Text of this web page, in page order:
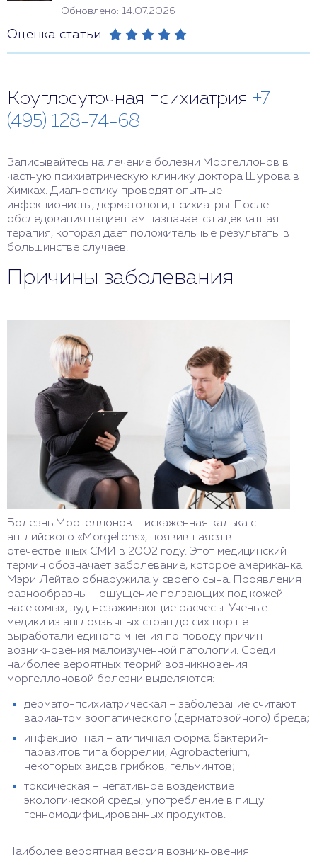
Обновлено: 14.07.2026
Оценка статьи:
Круглосуточная психиатрия +7
(495) 128-74-68
Записывайтесь на лечение болезни Моргеллонов в
частную психиатрическую клинику доктора Шурова в
Химках. Диагностику проводят опытные
инфекционисты, дерматологи, психиатры. После
обследования пациентам назначается адекватная
терапия, которая дает положительные результаты в
большинстве случаев.
Причины заболевания
Болезнь Моргеллонов – искаженная калька с
английского «Morgellons», появившаяся в
отечественных СМИ в 2002 году. Этот медицинский
термин обозначает заболевание, которое американка
Мэри Лейтао обнаружила у своего сына. Проявления
разнообразны – ощущение ползающих под кожей
насекомых, зуд, незаживающие расчесы. Ученые-
медики из англоязычных стран до сих пор не
выработали единого мнения по поводу причин
возникновения малоизученной патологии. Среди
наиболее вероятных теорий возникновения
моргеллоновой болезни выделяются:
дермато-психиатрическая – заболевание считают
вариантом зоопатического (дерматозойного) бреда;
инфекционная – атипичная форма бактерий-
паразитов типа боррелии, Agrobacterium,
некоторых видов грибков, гельминтов;
токсическая – негативное воздействие
экологической среды, употребление в пищу
генномодифицированных продуктов.
Наиболее вероятная версия возникновения